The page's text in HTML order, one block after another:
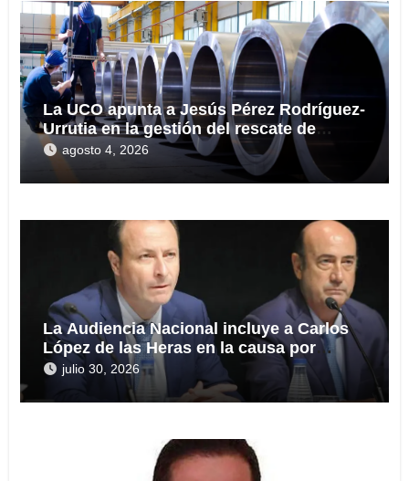
La UCO apunta a Jesús Pérez Rodríguez-
Urrutia en la gestión del rescate de
Tubos Reunidos
agosto 4, 2026
La Audiencia Nacional incluye a Carlos
López de las Heras en la causa por
presuntas irregularidades en el rescate
de 112,8 millones a Tubos Reunidos
julio 30, 2026